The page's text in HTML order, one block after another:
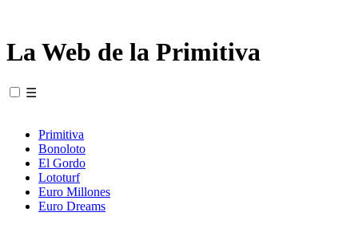
La Web de la Primitiva
☰
Primitiva
Bonoloto
El Gordo
Lototurf
Euro Millones
Euro Dreams